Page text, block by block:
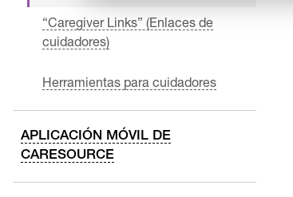
“Caregiver Links” (Enlaces de
cuidadores)
Herramientas para cuidadores
APLICACIÓN MÓVIL DE
CARESOURCE